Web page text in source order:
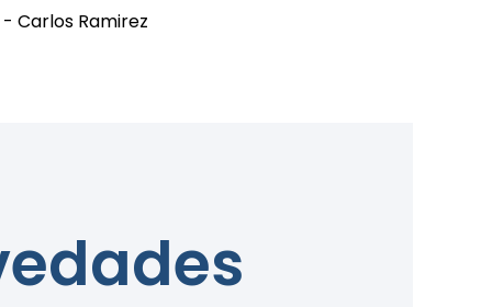
- Carlos Ramirez